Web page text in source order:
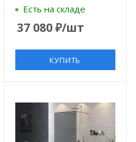
GR-Cr 120 см, профиль
графитовое
Есть на складе
37 080₽/шт
КУПИТЬ